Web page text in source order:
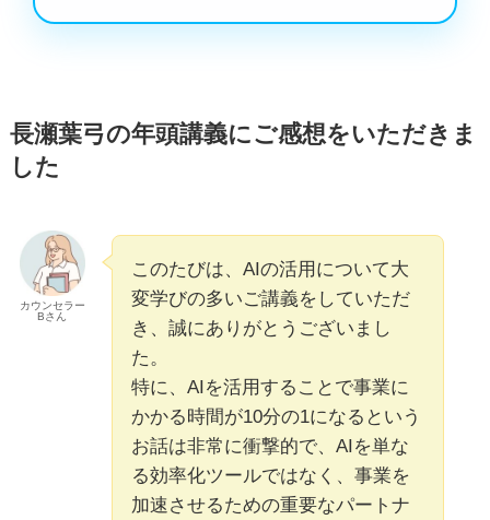
長瀬葉弓の年頭講義にご感想をいただきま
した
カウンセラー
Bさん
このたびは、AIの活用について大
変学びの多いご講義をしていただ
き、誠にありがとうございまし
た。
特に、AIを活用することで事業に
かかる時間が10分の1になるという
お話は非常に衝撃的で、AIを単な
る効率化ツールではなく、事業を
加速させるための重要なパートナ